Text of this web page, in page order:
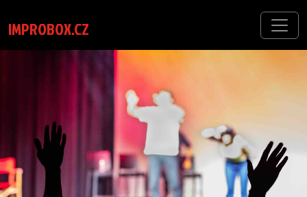
IMPROBOX.CZ